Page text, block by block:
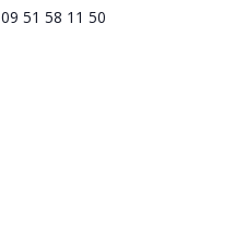
09 51 58 11 50